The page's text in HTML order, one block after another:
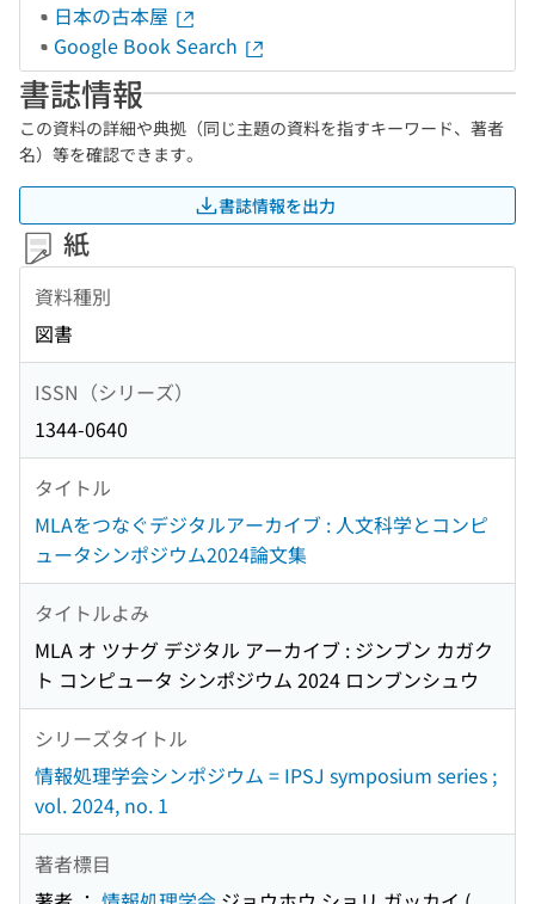
日本の古本屋
Google Book Search
書誌情報
この資料の詳細や典拠（同じ主題の資料を指すキーワード、著者
名）等を確認できます。
書誌情報を出力
紙
資料種別
図書
ISSN（シリーズ）
1344-0640
タイトル
MLAをつなぐデジタルアーカイブ : 人文科学とコンピ
ュータシンポジウム2024論文集
タイトルよみ
MLA オ ツナグ デジタル アーカイブ : ジンブン カガク
ト コンピュータ シンポジウム 2024 ロンブンシュウ
シリーズタイトル
情報処理学会シンポジウム = IPSJ symposium series ;
vol. 2024, no. 1
著者標目